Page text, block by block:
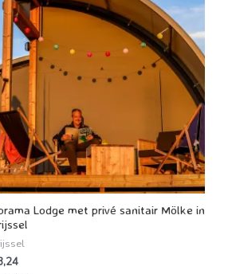
Lodge met privé sanitair Mölke in